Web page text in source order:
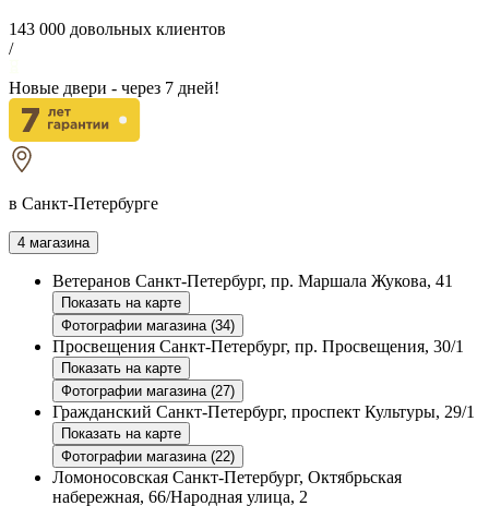
143 000 довольных клиентов
/
Новые двери - через 7 дней!
в Санкт-Петербурге
4 магазина
Ветеранов Санкт-Петербург, пр. Маршала Жукова, 41
Показать на карте
Фотографии магазина (34)
Просвещения Санкт-Петербург, пр. Просвещения, 30/1
Показать на карте
Фотографии магазина (27)
Гражданский Санкт-Петербург, проспект Культуры, 29/1
Показать на карте
Фотографии магазина (22)
Ломоносовская Санкт-Петербург, Октябрьская
набережная, 66/Народная улица, 2